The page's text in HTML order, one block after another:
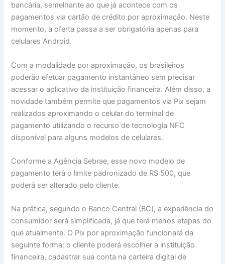
bancária, semelhante ao que já acontece com os
pagamentos via cartão de crédito por aproximação. Neste
momento, a oferta passa a ser obrigatória apenas para
celulares Android.
Com a modalidade por aproximação, os brasileiros
poderão efetuar pagamento instantâneo sem precisar
acessar o aplicativo da instituição financeira. Além disso, a
novidade também permite que pagamentos via Pix sejam
realizados aproximando o celular do terminal de
pagamento utilizando o recurso de tecnologia NFC
disponível para alguns modelos de celulares.
Conforme a Agência Sebrae, esse novo modelo de
pagamento terá o limite padronizado de R$ 500, que
poderá ser alterado pelo cliente.
Na prática, segundo o Banco Central (BC), a experiência do
consumidor será simplificada, já que terá menos etapas do
que atualmente. O Pix por aproximação funcionará da
seguinte forma: o cliente poderá escolher a instituição
financeira, cadastrar sua conta na carteira digital de